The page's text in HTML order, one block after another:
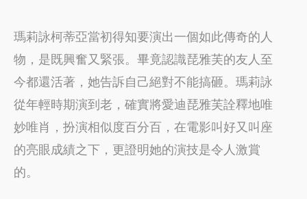
瑪莉詠柯蒂亞當初得知要演出一個如此傳奇的人
物，是既興奮又緊張。畢竟認識琵雅芙的友人至
今都還活著，她告訴自己絕對不能搞砸。瑪莉詠
從年輕時期演到老，確實將愛迪琵雅芙詮釋地唯
妙唯肖，扮演相似度百分百，在電影叫好又叫座
的亮眼成績之下，更證明她的演技是令人激賞
的。